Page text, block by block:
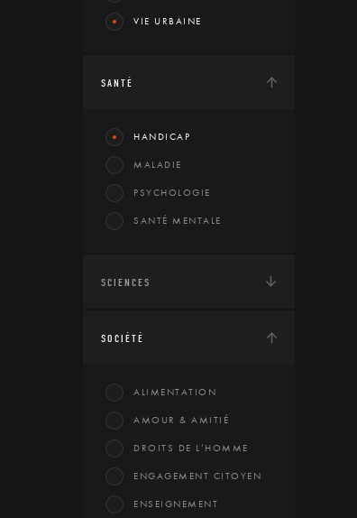
VIE URBAINE
SANTÉ
HANDICAP
MALADIE
PSYCHOLOGIE
SANTÉ MENTALE
SCIENCES
SOCIÉTÉ
ALIMENTATION
AMOUR & AMITIÉ
DROITS DE L’HOMME
ENGAGEMENT CITOYEN
ENSEIGNEMENT